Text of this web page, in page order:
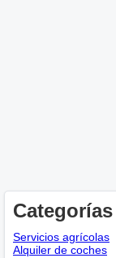
Categorías
Servicios agrícolas
Alquiler de coches